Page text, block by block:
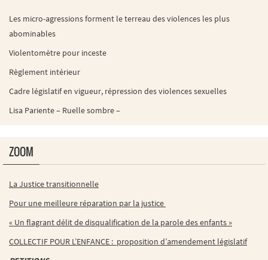
Les micro-agressions forment le terreau des violences les plus
abominables
Violentomètre pour inceste
Règlement intérieur
Cadre législatif en vigueur, répression des violences sexuelles
Lisa Pariente – Ruelle sombre –
ZOOM
La Justice transitionnelle
Pour une meilleure réparation par la justice
« Un flagrant délit de disqualification de la parole des enfants »
COLLECTIF POUR L’ENFANCE : proposition d’amendement législatif